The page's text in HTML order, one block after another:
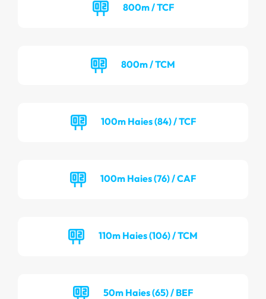
800m / TCF
800m / TCM
100m Haies (84) / TCF
100m Haies (76) / CAF
110m Haies (106) / TCM
50m Haies (65) / BEF